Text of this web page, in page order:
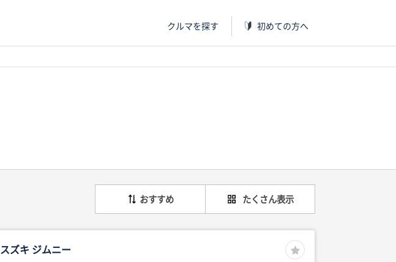
クルマを探す 初めての方へ
おすすめ たくさん表示
スズキ ジムニー